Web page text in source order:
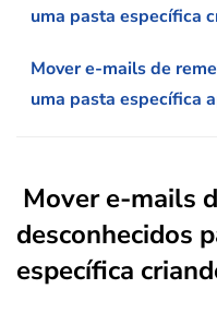
uma pasta específica
Mover e-mails de
uma pasta específica
Mover e-mails
desconhecidos
específica